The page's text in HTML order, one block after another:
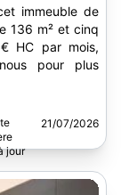
immeuble de
136 m² et cinq
HC par mois,
pour plus
21/07/2026